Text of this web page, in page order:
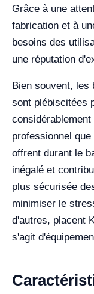
Grâce à une
fabrication et à
besoins des
une réputation
Bien souvent, les
sont plébiscitées
professionnel
offrent durant le
inégalé et
plus sécurisée
minimiser le
d'autres, placent
s'agit